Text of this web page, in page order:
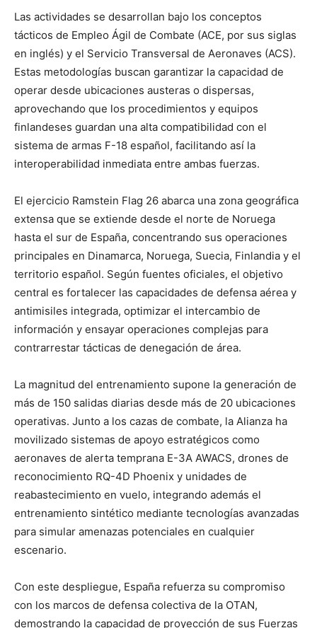
Las actividades se desarrollan bajo los conceptos
tácticos de Empleo Ágil de Combate (ACE, por sus siglas
en inglés) y el Servicio Transversal de Aeronaves (ACS).
Estas metodologías buscan garantizar la capacidad de
operar desde ubicaciones austeras o dispersas,
aprovechando que los procedimientos y equipos
finlandeses guardan una alta compatibilidad con el
sistema de armas F-18 español, facilitando así la
interoperabilidad inmediata entre ambas fuerzas.
El ejercicio Ramstein Flag 26 abarca una zona geográfica
extensa que se extiende desde el norte de Noruega
hasta el sur de España, concentrando sus operaciones
principales en Dinamarca, Noruega, Suecia, Finlandia y el
territorio español. Según fuentes oficiales, el objetivo
central es fortalecer las capacidades de defensa aérea y
antimisiles integrada, optimizar el intercambio de
información y ensayar operaciones complejas para
contrarrestar tácticas de denegación de área.
La magnitud del entrenamiento supone la generación de
más de 150 salidas diarias desde más de 20 ubicaciones
operativas. Junto a los cazas de combate, la Alianza ha
movilizado sistemas de apoyo estratégicos como
aeronaves de alerta temprana E-3A AWACS, drones de
reconocimiento RQ-4D Phoenix y unidades de
reabastecimiento en vuelo, integrando además el
entrenamiento sintético mediante tecnologías avanzadas
para simular amenazas potenciales en cualquier
escenario.
Con este despliegue, España refuerza su compromiso
con los marcos de defensa colectiva de la OTAN,
demostrando la capacidad de proyección de sus Fuerzas